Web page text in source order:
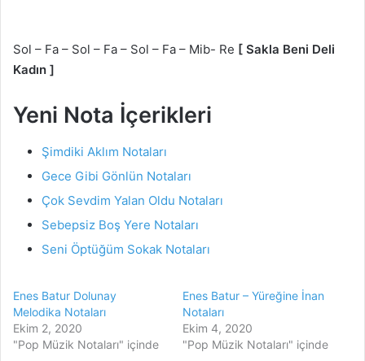
Sol – Fa – Sol – Fa – Sol – Fa – Mib- Re [ Sakla Beni Deli
Kadın ]
Yeni Nota İçerikleri
Şimdiki Aklım Notaları
Gece Gibi Gönlün Notaları
Çok Sevdim Yalan Oldu Notaları
Sebepsiz Boş Yere Notaları
Seni Öptüğüm Sokak Notaları
Enes Batur Dolunay
Melodika Notaları
Ekim 2, 2020
"Pop Müzik Notaları" içinde
Enes Batur – Yüreğine İnan
Notaları
Ekim 4, 2020
"Pop Müzik Notaları" içinde